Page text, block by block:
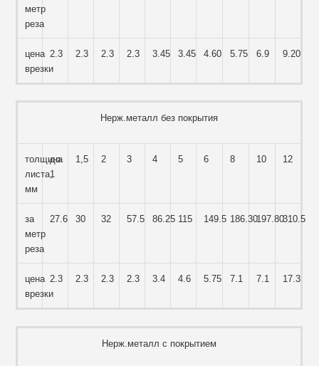
метр
реза
цена
врезки
2.3 2.3 2.3 2.3 3.45 3.45 4.60 5.75 6.9 9.20
Нерж.металл без покрытия
толщина
листа,
мм
до
1
1,5 2 3 4 5 6 8 10 12
за
метр
реза
27.6 30 32 57.5 86.25 115 149.5 186.30197.80310.5
цена
врезки
2.3 2.3 2.3 2.3 3.4 4.6 5.75 7.1 7.1 17.3
Нерж.металл с покрытием